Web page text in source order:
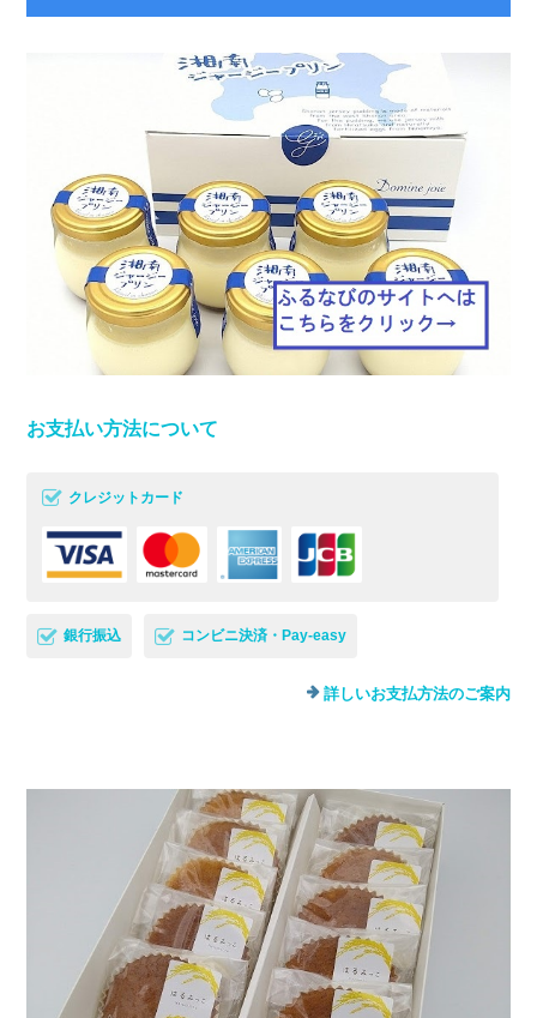
お支払い方法について
クレジットカード
銀行振込 コンビニ決済・Pay-easy
詳しいお支払方法のご案内